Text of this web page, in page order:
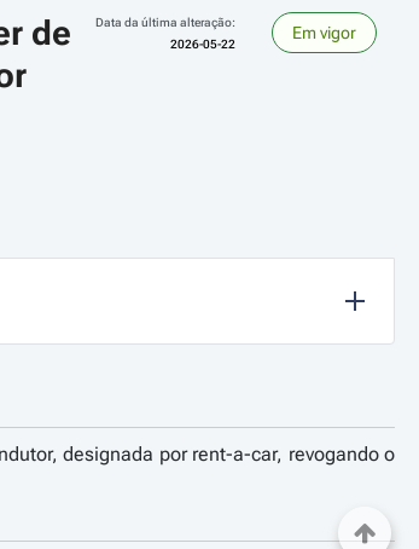
de
Data da última alteração:
2026-05-22
Em vigor
designada por rent-a-car, revogando o